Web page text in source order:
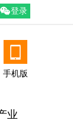
登录
手机版
业